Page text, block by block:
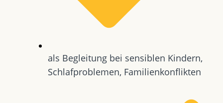
als Begleitung bei sensiblen Kindern,
Schlafproblemen, Familienkonflikten